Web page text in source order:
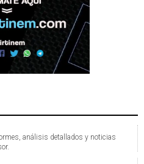
análisis detallados y noticias